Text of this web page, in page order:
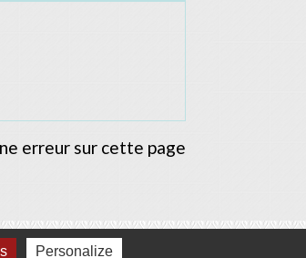
erreur sur cette page
Personalize